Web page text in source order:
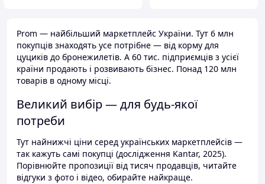
Prom — найбільший маркетплейс України. Тут 6 млн
покупців знаходять усе потрібне — від корму для
цуциків до бронежилетів. А 60 тис. підприємців з усієї
країни продають і розвивають бізнес. Понад 120 млн
товарів в одному місці.
Великий вибір — для будь-якої
потреби
Тут найнижчі ціни серед українських маркетплейсів —
так кажуть самі покупці (дослідження Kantar, 2025).
Порівнюйте пропозиції від тисяч продавців, читайте
відгуки з фото і відео, обирайте найкраще.